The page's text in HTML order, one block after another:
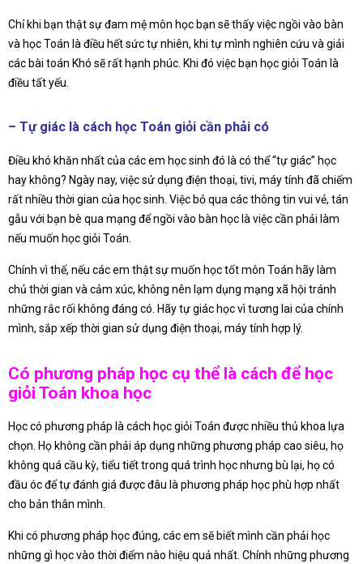
Chỉ khi bạn thật sự đam mệ môn học bạn sẽ thấy việc ngồi vào bàn
và học Toán là điều hết sức tự nhiên, khi tự mình nghiên cứu và giải
các bài toán Khó sẽ rất hạnh phúc. Khi đó việc bạn học giỏi Toán là
điều tất yếu.
– Tự giác là cách học Toán giỏi cần phải có
Điều khó khăn nhất của các em học sinh đó là có thể “tự giác” học
hay không? Ngày nay, việc sử dụng điện thoại, tivi, máy tính đã chiếm
rất nhiều thời gian của học sinh. Việc bỏ qua các thông tin vui vẻ, tán
gẫu với bạn bè qua mạng để ngồi vào bàn học là việc cần phải làm
nếu muốn học giỏi Toán.
Chính vì thế, nếu các em thật sự muốn học tốt môn Toán hãy làm
chủ thời gian và cảm xúc, không nên lạm dụng mạng xã hội tránh
những rắc rối không đáng có. Hãy tự giác học vì tương lai của chính
mình, sắp xếp thời gian sử dụng điện thoại, máy tính hợp lý.
Có phương pháp học cụ thể là cách để học
giỏi Toán khoa học
Học có phương pháp là cách học giỏi Toán được nhiều thủ khoa lựa
chọn. Họ không cần phải áp dụng những phương pháp cao siêu, họ
không quá cầu kỳ, tiểu tiết trong quá trình học nhưng bù lại, họ có
đầu óc để tự đánh giá được đâu là phương pháp học phù hợp nhất
cho bản thân mình.
Khi có phương pháp học đúng, các em sẽ biết mình cần phải học
những gì học vào thời điểm nào hiệu quả nhất. Chính những phương